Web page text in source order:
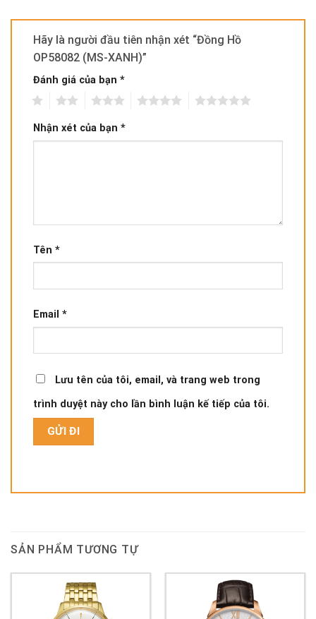
Hãy là người đầu tiên nhận xét “Đồng Hồ
OP58082 (MS-XANH)”
Đánh giá của bạn *
Nhận xét của bạn *
Tên *
Email *
Lưu tên của tôi, email, và trang web trong
trình duyệt này cho lần bình luận kế tiếp của tôi.
SẢN PHẨM TƯƠNG TỰ